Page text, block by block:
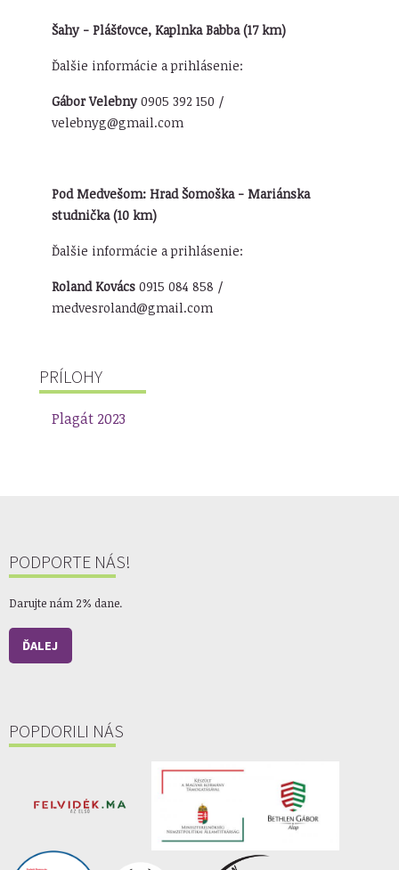
Šahy - Plášťovce, Kaplnka Babba (17 km)
Ďalšie informácie a prihlásenie:
Gábor Velebny0905 392 150 /
velebnyg@gmail.com
Pod Medvešom: Hrad Šomoška - Mariánska
studnička (10 km)
Ďalšie informácie a prihlásenie:
Roland Kovács 0915 084 858 /
medvesroland@gmail.com
PRÍLOHY
Plagát 2023
PODPORTE NÁS!
Darujte nám 2% dane.
ĎALEJ
POPDORILI NÁS